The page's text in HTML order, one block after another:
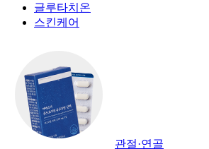
글루타치온
스킨케어
관절·연골